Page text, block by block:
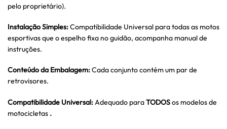
pelo proprietário).
Instalação Simples:Compatibilidade Universal para todas as motos
esportivas que o espelho fixa no guidão, acompanha manual de
instruções.
Conteúdo da Embalagem:Cada conjunto contém um par de
retrovisores.
Compatibilidade Universal:Adequado paraTODOSos modelos de
motocicletas .